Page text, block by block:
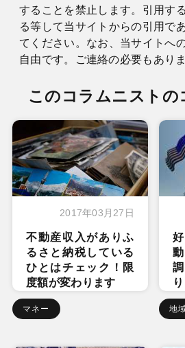
することを禁止します。引用す
る等して当サイトからの引用で
てください。なお、当サイトへ
自由です。ご連絡の必要もありま
このコラムニストの
2017年03月27日
不動産収入がありふ
るさと納税している
ひとはチェック！限
度額が変わります
マネー 地